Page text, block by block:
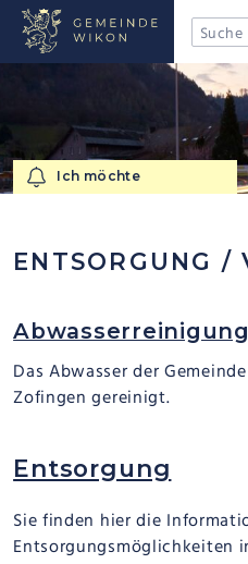
NAVIGIEREN
Schnellnavigation
Ich möchte
Ich möchte
ENTSORGUNG /
Abwasserreinigung
Das Abwasser der
Zofingen gereinigt.
Entsorgung
Sie finden hier die
Entsorgungsmöglichkeiten